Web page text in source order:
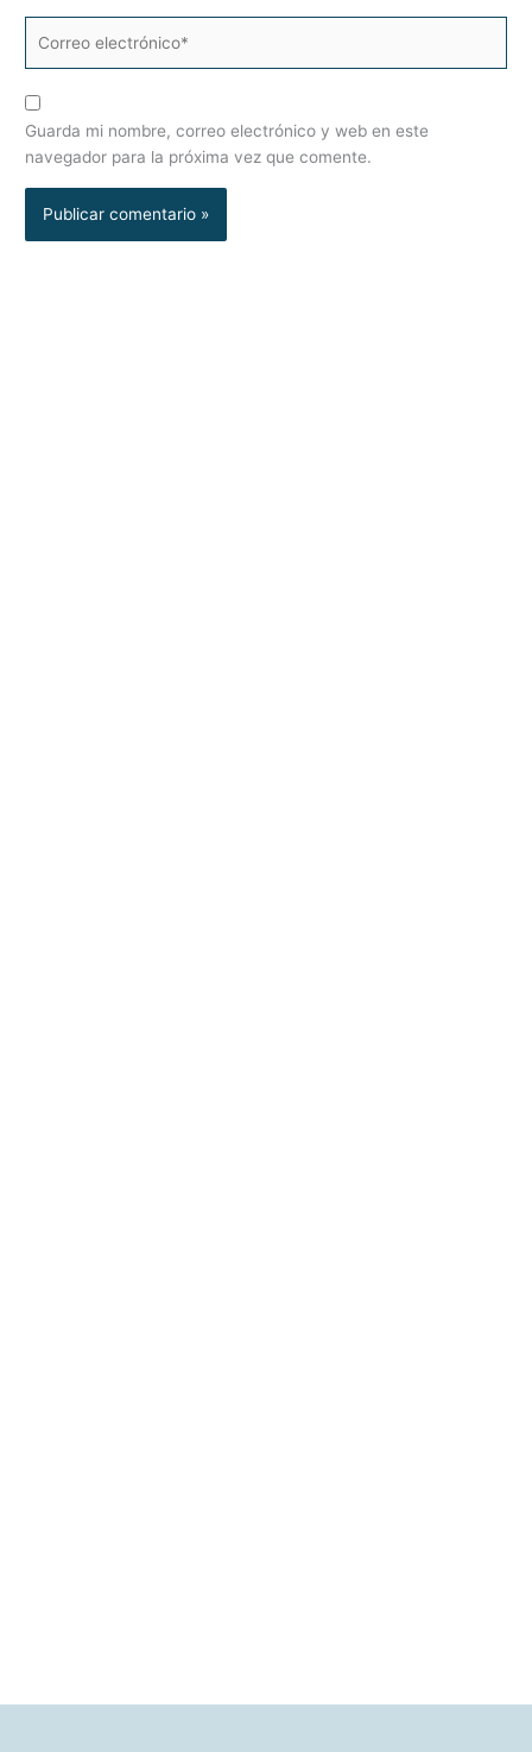
electrónico*
Guarda mi nombre, correo electrónico y web en este
navegador para la próxima vez que comente.